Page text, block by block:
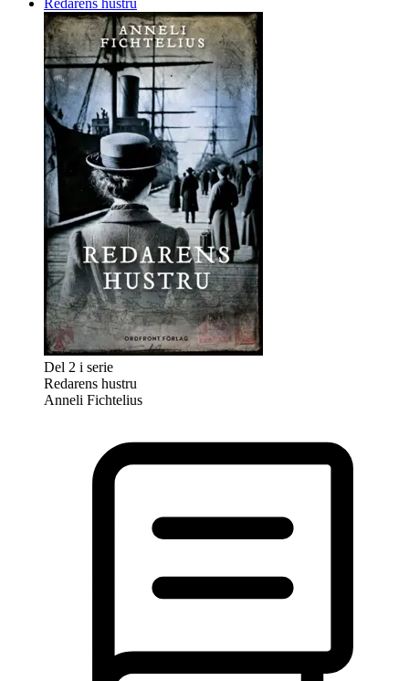
Del 2 i serie
Redarens hustru
Anneli Fichtelius